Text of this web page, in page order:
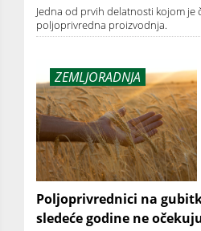
Jedna od prvih delatnosti kojom je
poljoprivredna proizvodnja.
ZEMLJORADNJA
Poljoprivrednici na
sledeće godine ne